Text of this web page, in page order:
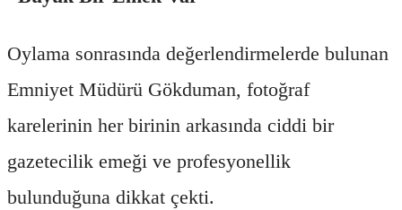
Oylama sonrasında değerlendirmelerde bulunan
Emniyet Müdürü Gökduman, fotoğraf
karelerinin her birinin arkasında ciddi bir
gazetecilik emeği ve profesyonellik
bulunduğuna dikkat çekti.